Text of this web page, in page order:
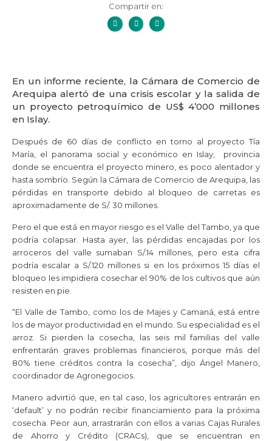
Compartir en:
En un informe reciente, la Cámara de Comercio de
Arequipa alertó de una crisis escolar y la salida de
un proyecto petroquímico de US$ 4’000 millones
en Islay.
Después de 60 días de conflicto en torno al proyecto Tía
María, el panorama social y económico en Islay, provincia
donde se encuentra el proyecto minero, es poco alentador y
hasta sombrío. Según la Cámara de Comercio de Arequipa, las
pérdidas en transporte debido al bloqueo de carretas es
aproximadamente de S/. 30 millones.
Pero el que está en mayor riesgo es el Valle del Tambo, ya que
podría colapsar. Hasta ayer, las pérdidas encajadas por los
arroceros del valle sumaban S/.14 millones, pero esta cifra
podría escalar a S/.120 millones si en los próximos 15 días el
bloqueo les impidiera cosechar el 90% de los cultivos que aún
resisten en pie.
“El Valle de Tambo, como los de Majes y Camaná, está entre
los de mayor productividad en el mundo. Su especialidad es el
arroz. Si pierden la cosecha, las seis mil familias del valle
enfrentarán graves problemas financieros, porque más del
80% tiene créditos contra la cosecha”, dijo Ángel Manero,
coordinador de Agronegocios.
Manero advirtió que, en tal caso, los agricultores entrarán en
‘default’ y no podrán recibir financiamiento para la próxima
cosecha. Peor aun, arrastrarán con ellos a varias Cajas Rurales
de Ahorro y Crédito (CRACs), que se encuentran en